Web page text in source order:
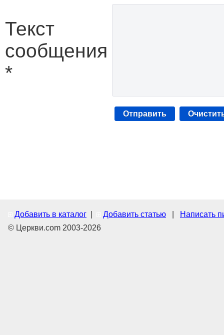
Текст
сообщения
*
Добавить в каталог Добавить статью
Написать
© Церкви.com 2003-2026